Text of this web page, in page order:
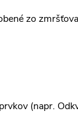
zo
(napr.